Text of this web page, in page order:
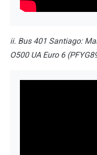
ii. Bus 401 Santiago:
O500 UA Euro 6